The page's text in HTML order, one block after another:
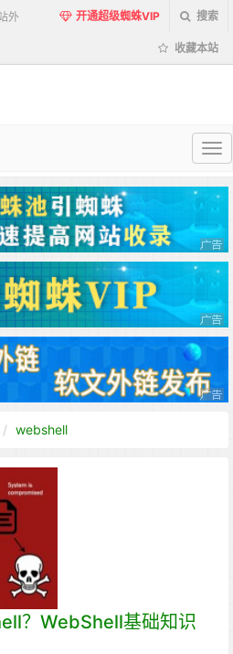
外
开通超级蜘蛛VIP 搜索
收藏本站
超
蜘
蛛
池
webshell
？WebShell基础知识